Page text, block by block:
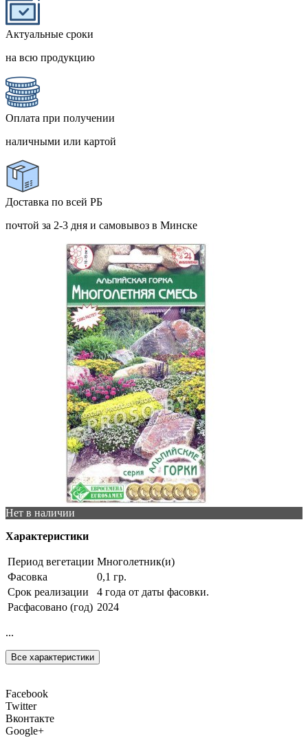
Актуальные сроки
на всю продукцию
Оплата при получении
наличными или картой
Доставка по всей РБ
почтой за 2-3 дня и самовывоз в Минске
Нет в наличии
Характеристики
Период вегетации Многолетник(и)
Фасовка
0,1 гр.
Срок реализации
4 года от даты фасовки.
Расфасовано (год) 2024
...
Все характеристики
Facebook
Twitter
Вконтакте
Google+